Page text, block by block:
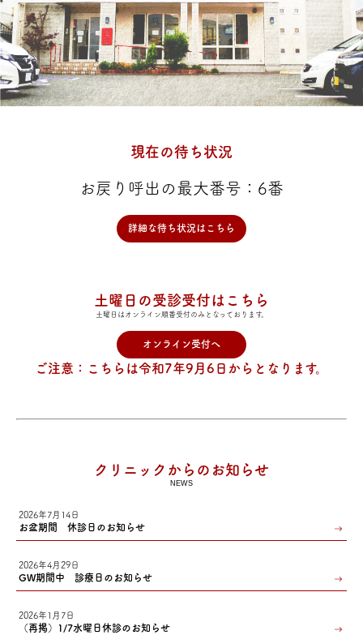
現在の待ち状況
お戻り呼出の最大番号： 6番
詳細な待ち状況はこちら
土曜日の受診受付はこちら
土曜日はオンライン順番受付のみとなっております。
オンライン受付へ
ご注意：こちらは令和7年9月6日からとなります。
クリニックからのお知らせ
NEWS
2026年7月14日
お盆期間 休診日のお知らせ
2026年4月29日
GW期間中 診療日のお知らせ
2026年1月7日
（再掲）1/7水曜日休診のお知らせ